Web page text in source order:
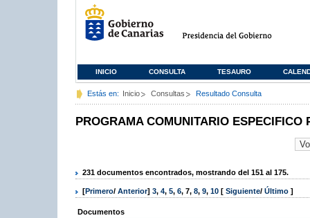
INICIO CONSULTA TESAURO
Estás en: Inicio Consultas Resultado Consulta
PROGRAMA COMUNITARIO ESPECIFICO
231 documentos encontrados, mostrando del 151 al 175.
[Primero/ Anterior] 3, 4, 5, 6, 7, 8, 9, 10 [ Siguiente/ Último ]
Documentos